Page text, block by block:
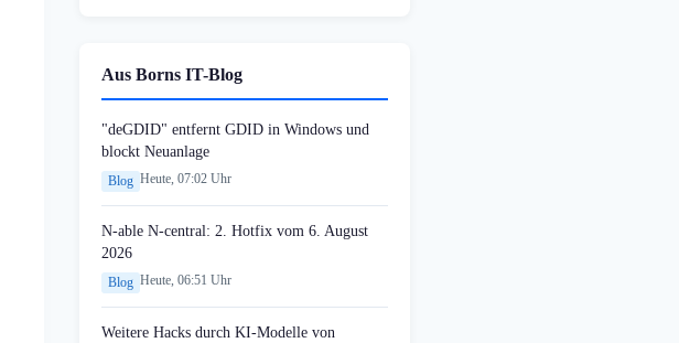
Aus Borns IT-Blog
"deGDID" entfernt GDID in Windows und
blockt Neuanlage
Blog Heute, 07:02 Uhr
N-able N-central: 2. Hotfix vom 6. August
2026
Blog Heute, 06:51 Uhr
Weitere Hacks durch KI-Modelle von